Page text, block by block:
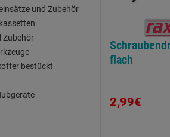
und Zubehör
Zubehör
bestückt
flach
2,99€